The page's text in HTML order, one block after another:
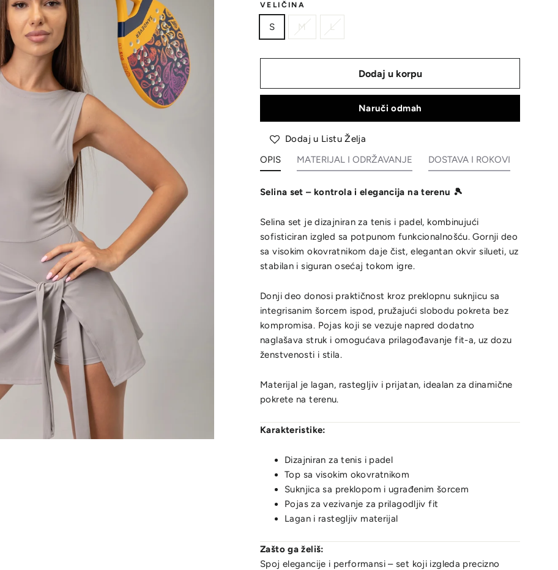
VELIČINA
S M L
Dodaj u korpu
Naruči odmah
Dodaj u Listu Želja
OPIS
Selina set – kontrola i elegancija na terenu 🎾
Selina set je dizajniran za tenis i padel, kombinujući
sofisticiran izgled sa potpunom funkcionalnošću. Gornji deo
sa visokim okovratnikom daje čist, elegantan okvir silueti, uz
stabilan i siguran osećaj tokom igre.
Donji deo donosi praktičnost kroz preklopnu suknjicu sa
integrisanim šorcem ispod, pružajući slobodu pokreta bez
kompromisa. Pojas koji se vezuje napred dodatno
naglašava struk i omogućava prilagođavanje fit-a, uz dozu
ženstvenosti i stila.
Materijal je lagan, rastegljiv i prijatan, idealan za dinamične
pokrete na terenu.
Karakteristike:
Dizajniran za tenis i padel
Top sa visokim okovratnikom
Suknjica sa preklopom i ugrađenim šorcem
Pojas za vezivanje za prilagodljiv fit
Lagan i rastegljiv materijal
Zašto ga želiš:
Spoj elegancije i performansi – set koji izgleda precizno
MATERIJAL I ODRŽAVANJE DOSTAVA I ROKOVI